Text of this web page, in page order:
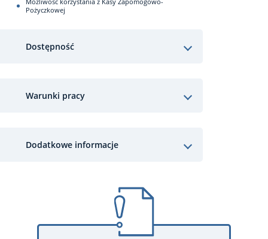
Pożyczkowej
Dostępność
Warunki pracy
Dodatkowe informacje